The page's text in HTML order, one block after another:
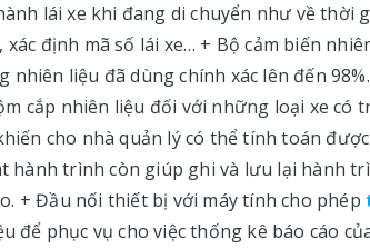
lái xe khi đang di chuyển như về thời
định mã số lái xe… + Bộ cảm biến
liệu đã dùng chính xác lên đến
cắp nhiên liệu đối với những loại xe có
cho nhà quản lý có thể tính toán
hành trình còn giúp ghi và lưu lại hành
+ Đầu nối thiết bị với máy tính cho phép
để phục vụ cho việc thống kê báo cáo